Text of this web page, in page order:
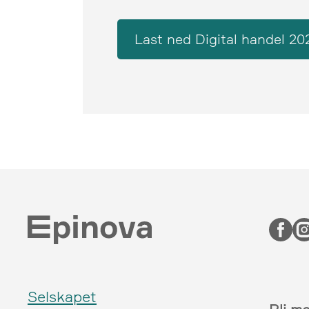
Last ned Digital handel
Selskapet